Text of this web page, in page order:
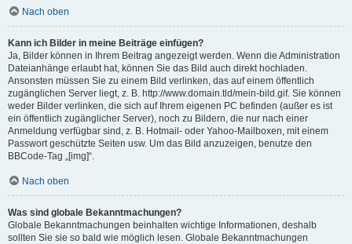
Nach oben
Kann ich Bilder in meine Beiträge einfügen?
Ja, Bilder können in Ihrem Beitrag angezeigt werden. Wenn die Administration
Dateianhänge erlaubt hat, können Sie das Bild auch direkt hochladen.
Ansonsten müssen Sie zu einem Bild verlinken, das auf einem öffentlich
zugänglichen Server liegt, z. B. http://www.domain.tld/mein-bild.gif. Sie können
weder Bilder verlinken, die sich auf Ihrem eigenen PC befinden (außer es ist
ein öffentlich zugänglicher Server), noch zu Bildern, die nur nach einer
Anmeldung verfügbar sind, z. B. Hotmail- oder Yahoo-Mailboxen, mit einem
Passwort geschützte Seiten usw. Um das Bild anzuzeigen, benutze den
BBCode-Tag „[img]“.
Nach oben
Was sind globale Bekanntmachungen?
Globale Bekanntmachungen beinhalten wichtige Informationen, deshalb
sollten Sie sie so bald wie möglich lesen. Globale Bekanntmachungen